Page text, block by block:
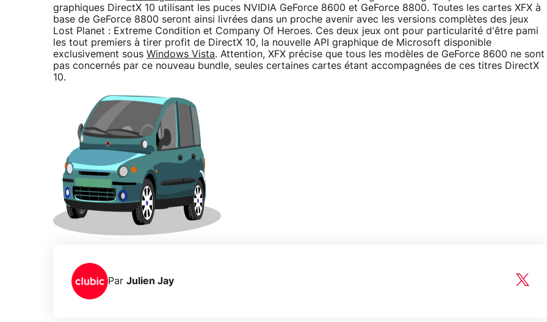
graphiques DirectX 10 utilisant les puces NVIDIA GeForce 8600 et GeForce 8800. Toutes les cartes XFX à
base de GeForce 8800 seront ainsi livrées dans un proche avenir avec les versions complètes des jeux
Lost Planet : Extreme Condition et Company Of Heroes. Ces deux jeux ont pour particularité d'être pami
les tout premiers à tirer profit de DirectX 10, la nouvelle API graphique de Microsoft disponible
exclusivement sous Windows Vista. Attention, XFX précise que tous les modèles de GeForce 8600 ne sont
pas concernés par ce nouveau bundle, seules certaines cartes étant accompagnées de ces titres DirectX
10.
Par Julien Jay